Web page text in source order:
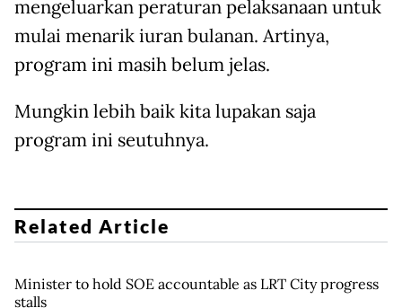
mengeluarkan peraturan pelaksanaan untuk
mulai menarik iuran bulanan. Artinya,
program ini masih belum jelas.
Mungkin lebih baik kita lupakan saja
program ini seutuhnya.
Related Article
Minister to hold SOE accountable as LRT City progress
stalls